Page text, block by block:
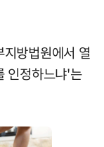
방법원에서 열
인정하느냐'는